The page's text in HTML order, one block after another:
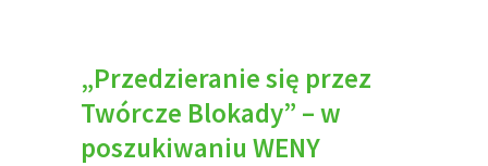
„Przedzieranie się przez
Twórcze Blokady” – w
poszukiwaniu WENY